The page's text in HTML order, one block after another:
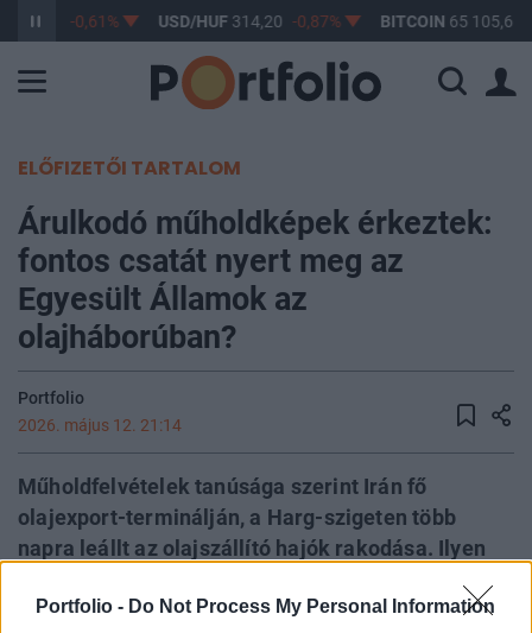
Portfolio - Do Not Process My Personal Information
363,17 -0,61% USD/HUF314,20 -0,87% BITCOIN 65 105,61
ELŐFIZETŐI TARTALOM
Árulkodó műholdképek érkeztek:
fontos csatát nyert meg az
Egyesült Államok az
olajháborúban?
Portfolio
2026. május 12. 21:14
Műholdfelvételek tanúsága szerint Irán fő
olajexport-terminálján, a Harg-szigeten több
napra leállt az olajszállító hajók rakodása. Ilyen
nem fordult elő. A jelek szerint az amerikai